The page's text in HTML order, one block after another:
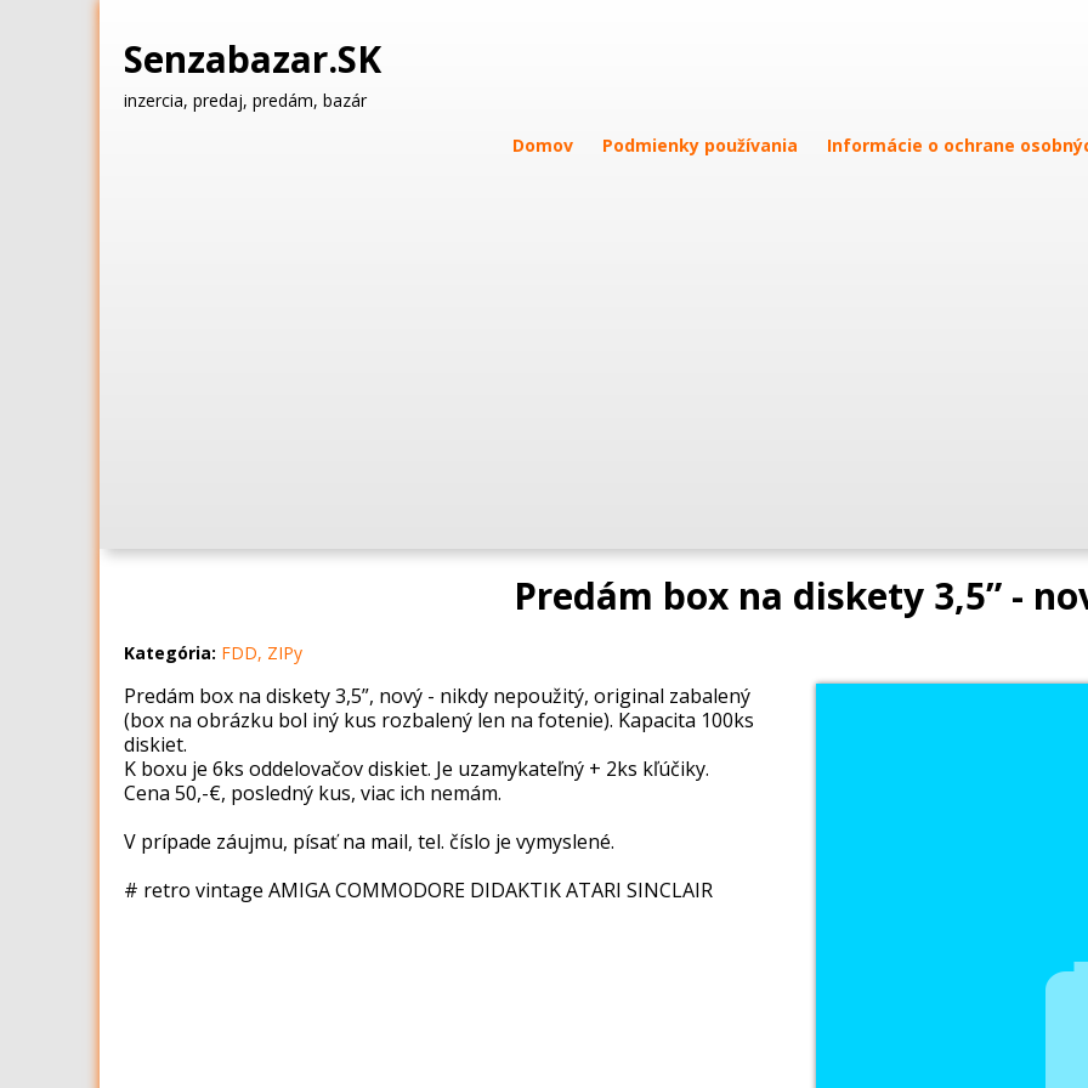
Senzabazar.SK
inzercia, predaj, predám, bazár
Domov
Podmienky používania Informácie o ochrane
Predám box na diskety 3,5” -
Kategória: FDD, ZIPy
Predám box na diskety 3,5”, nový - nikdy nepoužitý, original zabalený
(box na obrázku bol iný kus rozbalený len na fotenie). Kapacita 100ks
diskiet.
K boxu je 6ks oddelovačov diskiet. Je uzamykateľný + 2ks kľúčiky.
Cena 50,-€, posledný kus, viac ich nemám.
V prípade záujmu, písať na mail, tel. číslo je vymyslené.
# retro vintage AMIGA COMMODORE DIDAKTIK ATARI SINCLAIR